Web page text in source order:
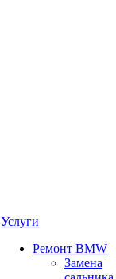
Услуги
Ремонт BMW
Замена